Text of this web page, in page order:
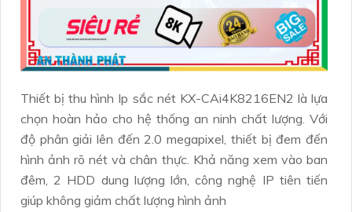
Thiết bị thu hình Ip sắc nét KX-CAi4K8216EN2 là lựa
chọn hoàn hảo cho hệ thống an ninh chất lượng. Với
độ phân giải lên đến 2.0 megapixel, thiết bị đem đến
hình ảnh rõ nét và chân thực. Khả năng xem vào ban
đêm, 2 HDD dung lượng lớn, công nghệ IP tiên tiến
giúp không giảm chất lượng hình ảnh